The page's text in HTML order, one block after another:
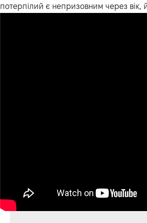
потерпілий є непризовним через вік,